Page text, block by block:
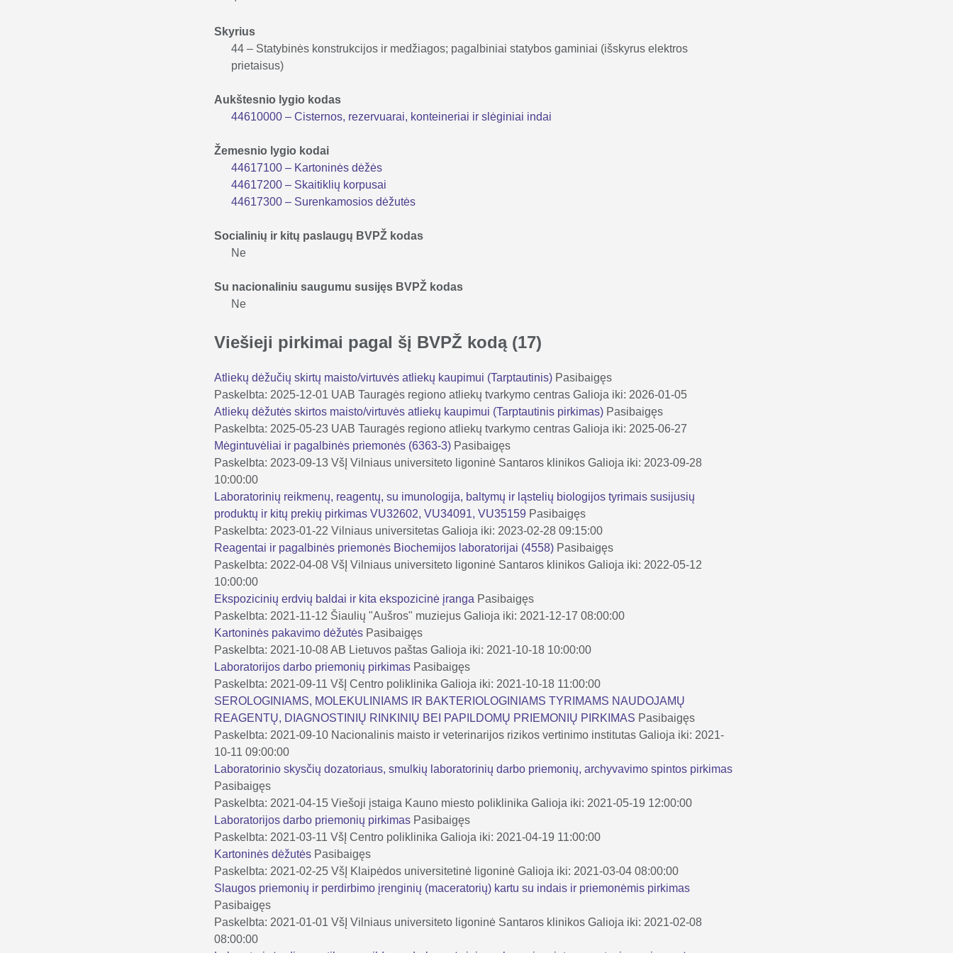
Skyrius
44 – Statybinės konstrukcijos ir medžiagos; pagalbiniai statybos gaminiai (išskyrus elektros
prietaisus)
Aukštesnio lygio kodas
44610000 – Cisternos, rezervuarai, konteineriai ir slėginiai indai
Žemesnio lygio kodai
44617100 – Kartoninės dėžės
44617200 – Skaitiklių korpusai
44617300 – Surenkamosios dėžutės
Socialinių ir kitų paslaugų BVPŽ kodas
Ne
Su nacionaliniu saugumu susijęs BVPŽ kodas
Ne
Viešieji pirkimai pagal šį BVPŽ kodą (17)
Atliekų dėžučių skirtų maisto/virtuvės atliekų kaupimui (Tarptautinis) Pasibaigęs
Paskelbta: 2025-12-01 UAB Tauragės regiono atliekų tvarkymo centras Galioja iki: 2026-01-05
Atliekų dėžutės skirtos maisto/virtuvės atliekų kaupimui (Tarptautinis pirkimas) Pasibaigęs
Paskelbta: 2025-05-23 UAB Tauragės regiono atliekų tvarkymo centras Galioja iki: 2025-06-27
Mėgintuvėliai ir pagalbinės priemonės (6363-3) Pasibaigęs
Paskelbta: 2023-09-13 VšĮ Vilniaus universiteto ligoninė Santaros klinikos Galioja iki: 2023-09-28
10:00:00
Laboratorinių reikmenų, reagentų, su imunologija, baltymų ir ląstelių biologijos tyrimais susijusių
produktų ir kitų prekių pirkimas VU32602, VU34091, VU35159 Pasibaigęs
Paskelbta: 2023-01-22 Vilniaus universitetas Galioja iki: 2023-02-28 09:15:00
Reagentai ir pagalbinės priemonės Biochemijos laboratorijai (4558) Pasibaigęs
Paskelbta: 2022-04-08 VšĮ Vilniaus universiteto ligoninė Santaros klinikos Galioja iki: 2022-05-12
10:00:00
Ekspozicinių erdvių baldai ir kita ekspozicinė įranga Pasibaigęs
Paskelbta: 2021-11-12 Šiaulių "Aušros" muziejus Galioja iki: 2021-12-17 08:00:00
Kartoninės pakavimo dėžutės Pasibaigęs
Paskelbta: 2021-10-08 AB Lietuvos paštas Galioja iki: 2021-10-18 10:00:00
Laboratorijos darbo priemonių pirkimas Pasibaigęs
Paskelbta: 2021-09-11 VšĮ Centro poliklinika Galioja iki: 2021-10-18 11:00:00
SEROLOGINIAMS, MOLEKULINIAMS IR BAKTERIOLOGINIAMS TYRIMAMS NAUDOJAMŲ
REAGENTŲ, DIAGNOSTINIŲ RINKINIŲ BEI PAPILDOMŲ PRIEMONIŲ PIRKIMAS Pasibaigęs
Paskelbta: 2021-09-10 Nacionalinis maisto ir veterinarijos rizikos vertinimo institutas Galioja iki: 2021-
10-11 09:00:00
Laboratorinio skysčių dozatoriaus, smulkių laboratorinių darbo priemonių, archyvavimo spintos pirkimas
Pasibaigęs
Paskelbta: 2021-04-15 Viešoji įstaiga Kauno miesto poliklinika Galioja iki: 2021-05-19 12:00:00
Laboratorijos darbo priemonių pirkimas Pasibaigęs
Paskelbta: 2021-03-11 VšĮ Centro poliklinika Galioja iki: 2021-04-19 11:00:00
Kartoninės dėžutės Pasibaigęs
Paskelbta: 2021-02-25 VšĮ Klaipėdos universitetinė ligoninė Galioja iki: 2021-03-04 08:00:00
Slaugos priemonių ir perdirbimo įrenginių (maceratorių) kartu su indais ir priemonėmis pirkimas
Pasibaigęs
Paskelbta: 2021-01-01 VšĮ Vilniaus universiteto ligoninė Santaros klinikos Galioja iki: 2021-02-08
08:00:00